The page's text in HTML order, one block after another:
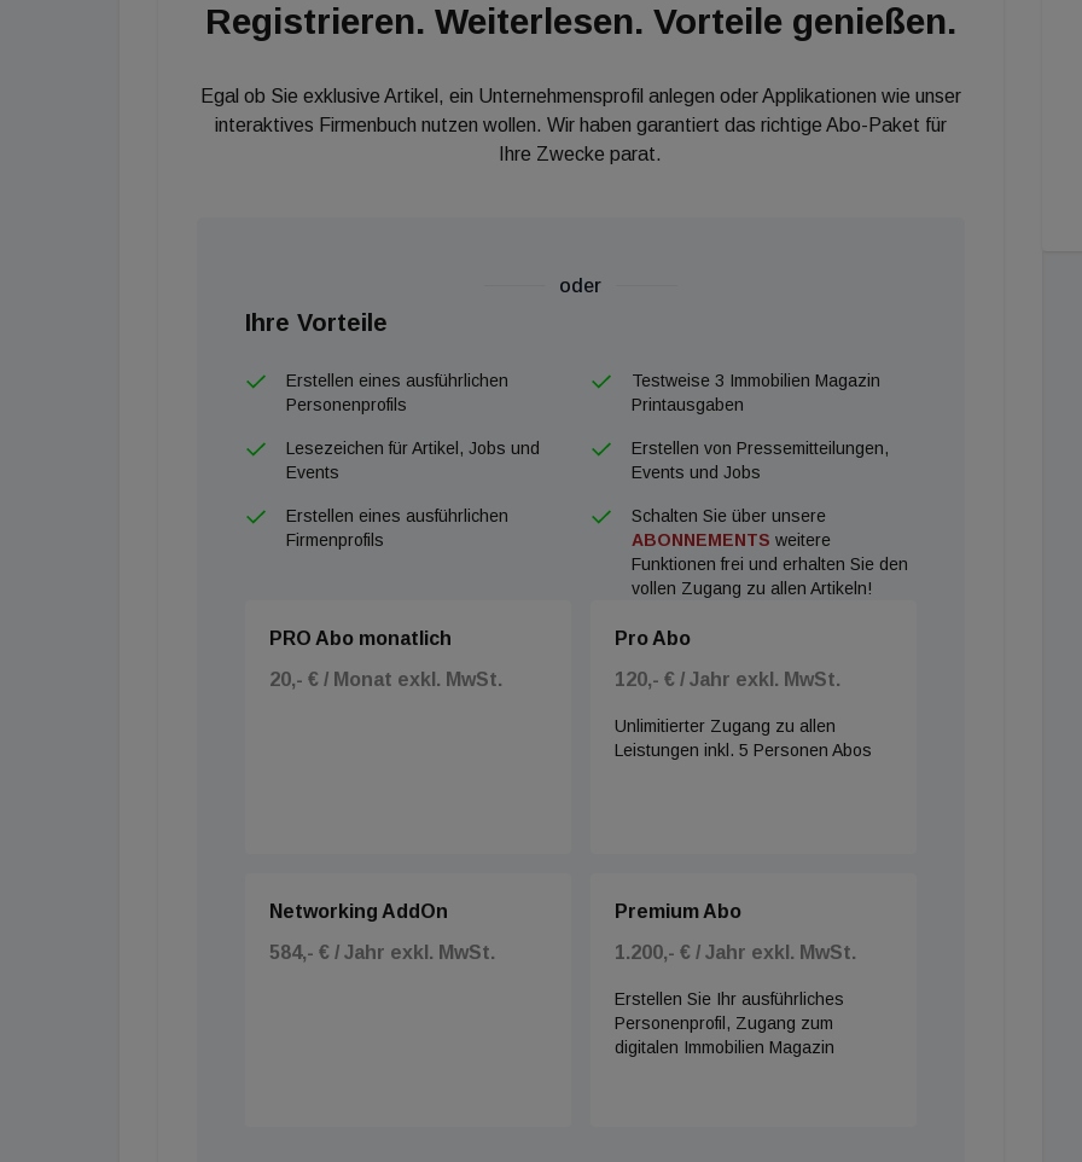
Registrieren. Weiterlesen. Vorteile genießen.
Egal ob Sie exklusive Artikel, ein Unternehmensprofil anlegen oder Applikationen wie unser
interaktives Firmenbuch nutzen wollen. Wir haben garantiert das richtige Abo-Paket für
Ihre Zwecke parat.
oder
Ihre Vorteile
Erstellen eines ausführlichen
Personenprofils
Testweise 3 Immobilien Magazin
Printausgaben
Lesezeichen für Artikel, Jobs und
Events
Erstellen von Pressemitteilungen,
Events und Jobs
Erstellen eines ausführlichen
Firmenprofils
Schalten Sie über unsere
ABONNEMENTS weitere
Funktionen frei und erhalten Sie den
vollen Zugang zu allen Artikeln!
PRO Abo monatlich
20,- € / Monat exkl. MwSt.
Pro Abo
120,- € / Jahr exkl. MwSt.
Unlimitierter Zugang zu allen
Leistungen inkl. 5 Personen Abos
Networking AddOn
584,- € / Jahr exkl. MwSt.
Premium Abo
1.200,- € / Jahr exkl. MwSt.
Erstellen Sie Ihr ausführliches
Personenprofil, Zugang zum
digitalen Immobilien Magazin